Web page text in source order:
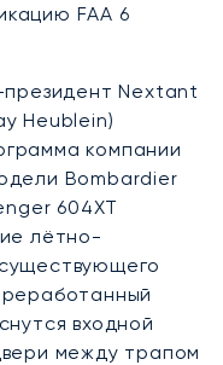
FAA 6
президент Nextant
Heublein)
компании
Bombardier
604XT
лётно-
входной
между трапом